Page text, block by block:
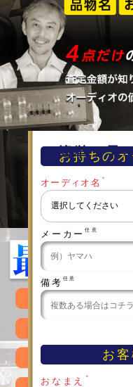
簡単！早
お持ちの
オーディオ名 ＊
メーカー 任意
備考 任意
お
おなまえ ＊